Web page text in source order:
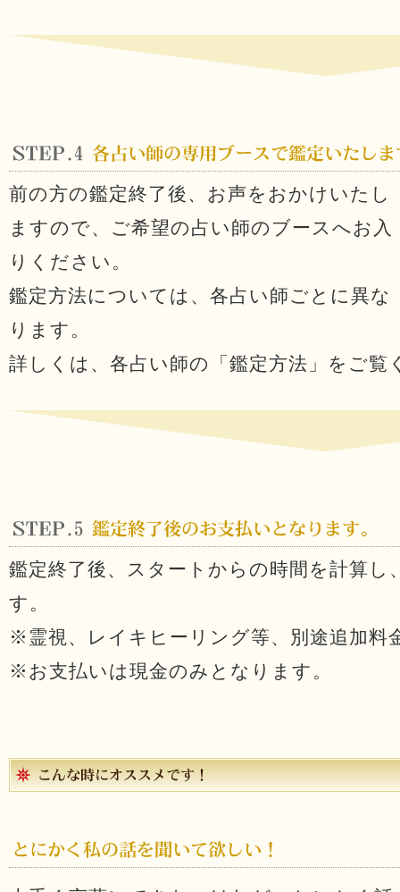
前の方の鑑定終了後、お声をおかけいたし
ますので、ご希望の占い師のブースへお入
りください。
鑑定方法については、各占い師ごとに異な
ります。
詳しくは、各占い師の「鑑定方法」をご覧
鑑定終了後、スタートからの時間を計算し
す。
※霊視、レイキヒーリング等、別途追加料
※お支払いは現金のみとなります。